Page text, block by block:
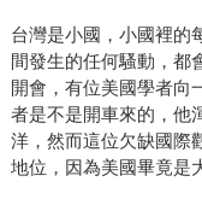
台灣是小國，小國裡的
間發生的任何騷動，都
開會，有位美國學者向
者是不是開車來的，他
洋，然而這位欠缺國際
地位，因為美國畢竟是